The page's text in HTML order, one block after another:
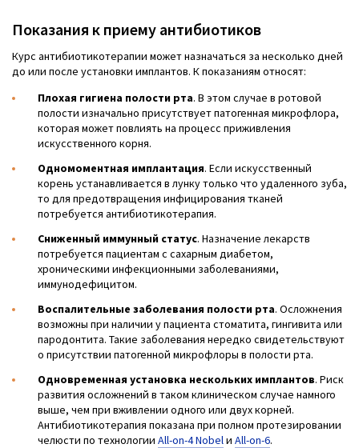
Показания к приему антибиотиков
Курс антибиотикотерапии может назначаться за несколько дней
до или после установки имплантов. К показаниям относят:
Плохая гигиена полости рта. В этом случае в ротовой
полости изначально присутствует патогенная микрофлора,
которая может повлиять на процесс приживления
искусственного корня.
Одномоментная имплантация. Если искусственный
корень устанавливается в лунку только что удаленного зуба,
то для предотвращения инфицирования тканей
потребуется антибиотикотерапия.
Сниженный иммунный статус. Назначение лекарств
потребуется пациентам с сахарным диабетом,
хроническими инфекционными заболеваниями,
иммунодефицитом.
Воспалительные заболевания полости рта. Осложнения
возможны при наличии у пациента стоматита, гингивита или
пародонтита. Такие заболевания нередко свидетельствуют
о присутствии патогенной микрофлоры в полости рта.
Одновременная установка нескольких имплантов. Риск
развития осложнений в таком клиническом случае намного
выше, чем при вживлении одного или двух корней.
Антибиотикотерапия показана при полном протезировании
челюсти по технологии All-on-4 Nobelи All-on-6.